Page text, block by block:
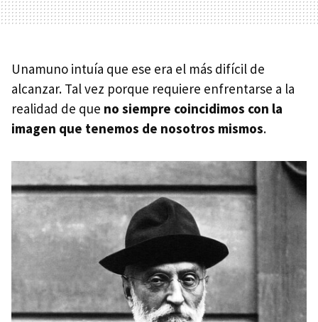
Unamuno intuía que ese era el más difícil de
alcanzar. Tal vez porque requiere enfrentarse a la
realidad de que no siempre coincidimos con la
imagen que tenemos de nosotros mismos.